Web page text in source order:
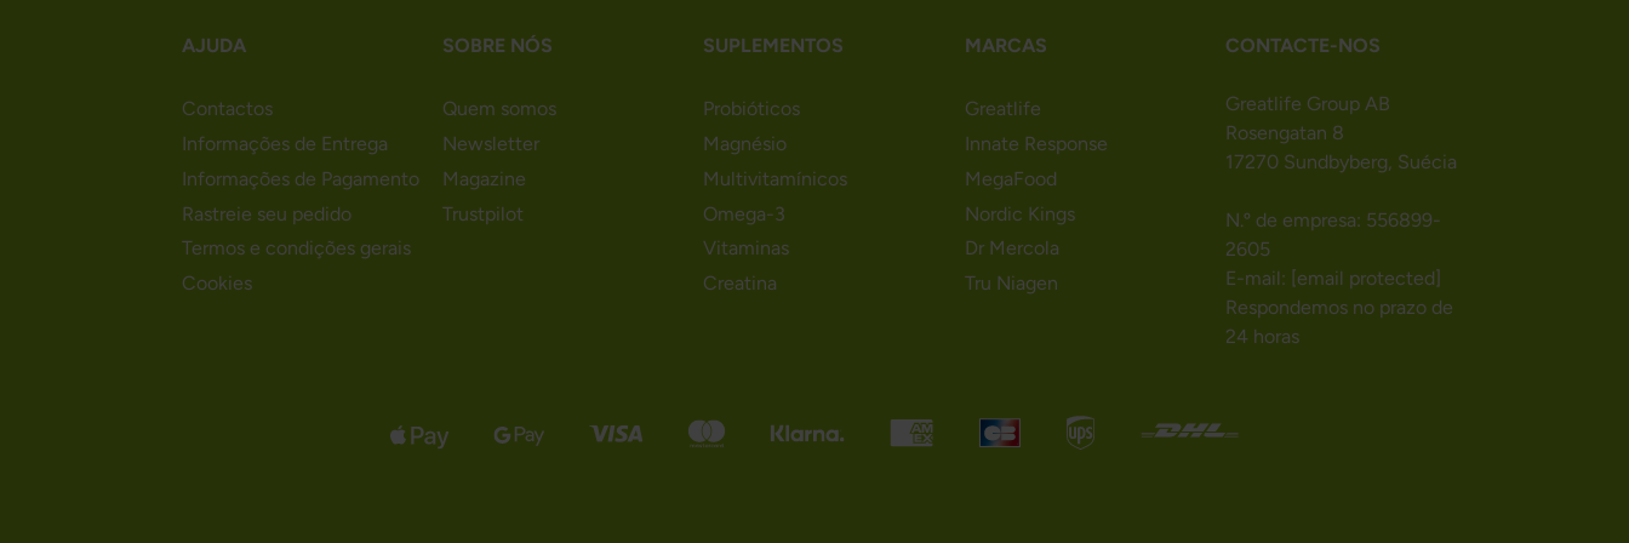
AJUDA
Contactos
Informações de Entrega
Informações de Pagamento
Rastreie seu pedido
Termos e condições gerais
Cookies
SOBRE NÓS
Quem somos
Newsletter
Magazine
Trustpilot
SUPLEMENTOS
Probióticos
Magnésio
Multivitamínicos
Omega-3
Vitaminas
Creatina
MARCAS
Greatlife
Innate Response
MegaFood
Nordic Kings
Dr Mercola
Tru Niagen
CONTACTE-NOS
Greatlife Group AB
Rosengatan 8
17270 Sundbyberg, Suécia
N.º de empresa: 556899-
2605
E-mail: [email protected]
Respondemos no prazo de
24 horas